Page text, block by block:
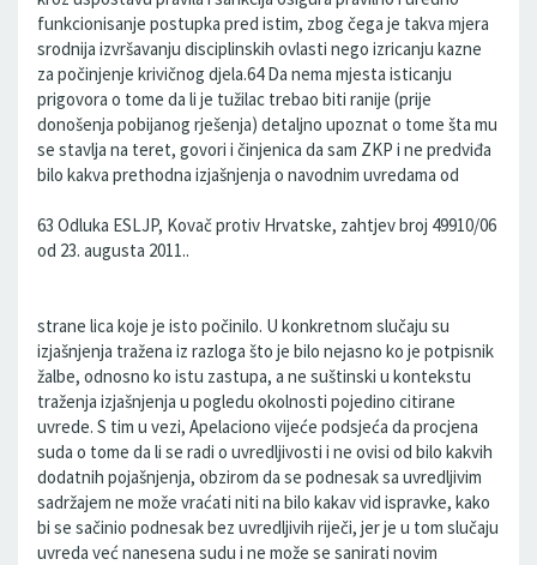
funkcionisanje postupka pred istim, zbog čega je takva mjera
srodnija izvršavanju disciplinskih ovlasti nego izricanju kazne
za počinjenje krivičnog djela.64 Da nema mjesta isticanju
prigovora o tome da li je tužilac trebao biti ranije (prije
donošenja pobijanog rješenja) detaljno upoznat o tome šta mu
se stavlja na teret, govori i činjenica da sam ZKP i ne predviđa
bilo kakva prethodna izjašnjenja o navodnim uvredama od
63 Odluka ESLJP, Kovač protiv Hrvatske, zahtjev broj 49910/06
od 23. augusta 2011..
strane lica koje je isto počinilo. U konkretnom slučaju su
izjašnjenja tražena iz razloga što je bilo nejasno ko je potpisnik
žalbe, odnosno ko istu zastupa, a ne suštinski u kontekstu
traženja izjašnjenja u pogledu okolnosti pojedino citirane
uvrede. S tim u vezi, Apelaciono vijeće podsjeća da procjena
suda o tome da li se radi o uvredljivosti i ne ovisi od bilo kakvih
dodatnih pojašnjenja, obzirom da se podnesak sa uvredljivim
sadržajem ne može vraćati niti na bilo kakav vid ispravke, kako
bi se sačinio podnesak bez uvredljivih riječi, jer je u tom slučaju
uvreda već nanesena sudu i ne može se sanirati novim